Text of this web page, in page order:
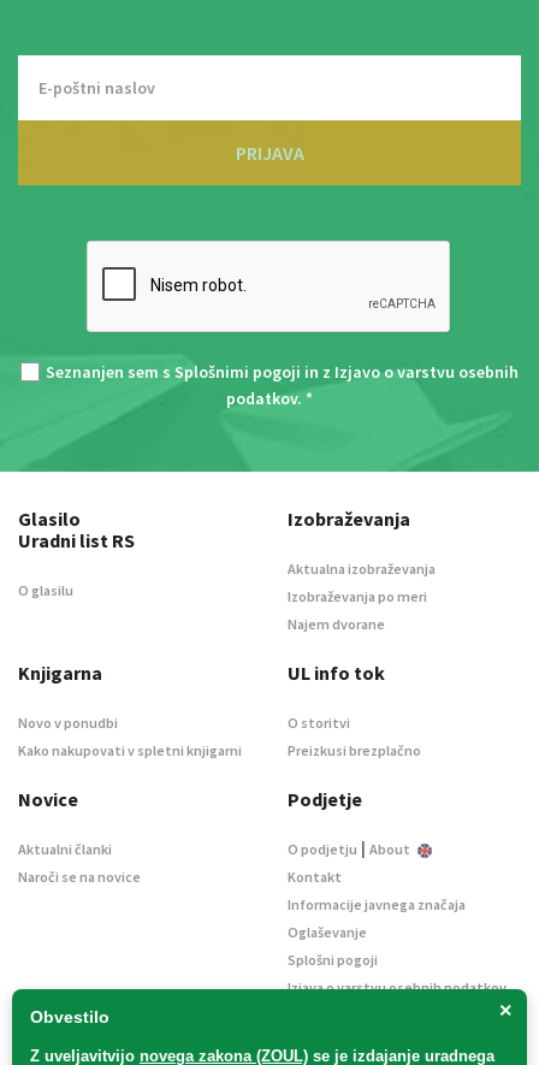
PRIJAVA
Seznanjen sem s Splošnimi pogoji in z Izjavo o varstvu osebnih
podatkov. *
×
Obvestilo
Z uveljavitvijo novega zakona (ZOUL) se je izdajanje uradnega
Glasilo
Uradni list RS
O glasilu
Izobraževanja
Aktualna izobraževanja
Izobraževanja po meri
Najem dvorane
Knjigarna
Novo v ponudbi
Kako nakupovati v spletni knjigarni
UL info tok
O storitvi
Preizkusi brezplačno
Novice
Aktualni članki
Naroči se na novice
Podjetje
O podjetju | About
Kontakt
Informacije javnega značaja
Oglaševanje
Splošni pogoji
Izjava o varstvu osebnih podatkov